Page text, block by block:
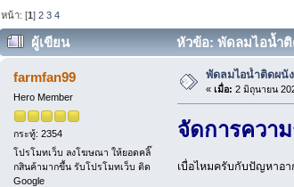
หน้า: [1]2 3 4
ผู้เขียน หัวข้อ: พัดลมไอน้ำ
farmfan99
Hero Member
กระทู้: 2354
โปรโมทเว็บ ลงโฆษณา ให้ยอดคลิ๊
กสินค้ามากขึ้น รับโปรโมทเว็บ ติด
Google
พัดลมไอน้ำติดผนั
« เมื่อ: 2 มิถุนายน
จัดการควา
เบื่อไหมครับกับปัญหาอา